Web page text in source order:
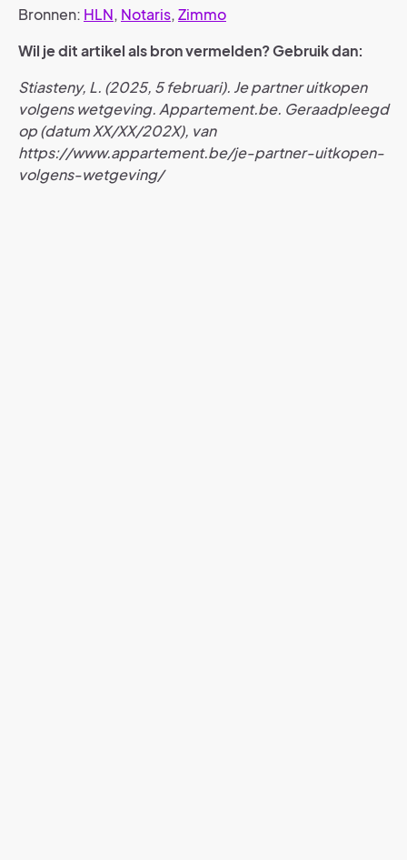
Bronnen: HLN, Notaris, Zimmo
Wil je dit artikel als bron vermelden? Gebruik dan:
Stiasteny, L. (2025, 5 februari). Je partner uitkopen
volgens wetgeving. Appartement.be. Geraadpleegd
op (datum XX/XX/202X), van
https://www.appartement.be/je-partner-uitkopen-
volgens-wetgeving/